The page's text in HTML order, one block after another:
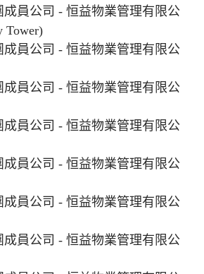
員公司 - 恒益物業管理有限公
Tower)
員公司 - 恒益物業管理有限公
員公司 - 恒益物業管理有限公
員公司 - 恒益物業管理有限公
員公司 - 恒益物業管理有限公
員公司 - 恒益物業管理有限公
員公司 - 恒益物業管理有限公